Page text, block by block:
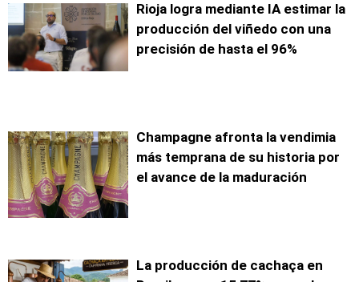
Rioja logra mediante IA estimar la
producción del viñedo con una
precisión de hasta el 96%
Champagne afronta la vendimia
más temprana de su historia por
el avance de la maduración
La producción de cachaça en